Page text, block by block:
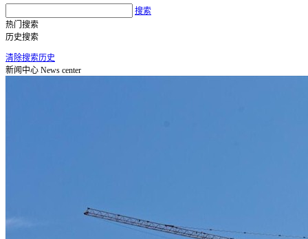
搜索
热门搜索
历史搜索
清除搜索历史
新闻中心 News center